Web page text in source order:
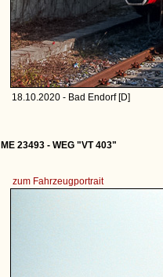
18.10.2020 - Bad Endorf [D]
ME 23493 - WEG "VT 403"
zum Fahrzeugportrait